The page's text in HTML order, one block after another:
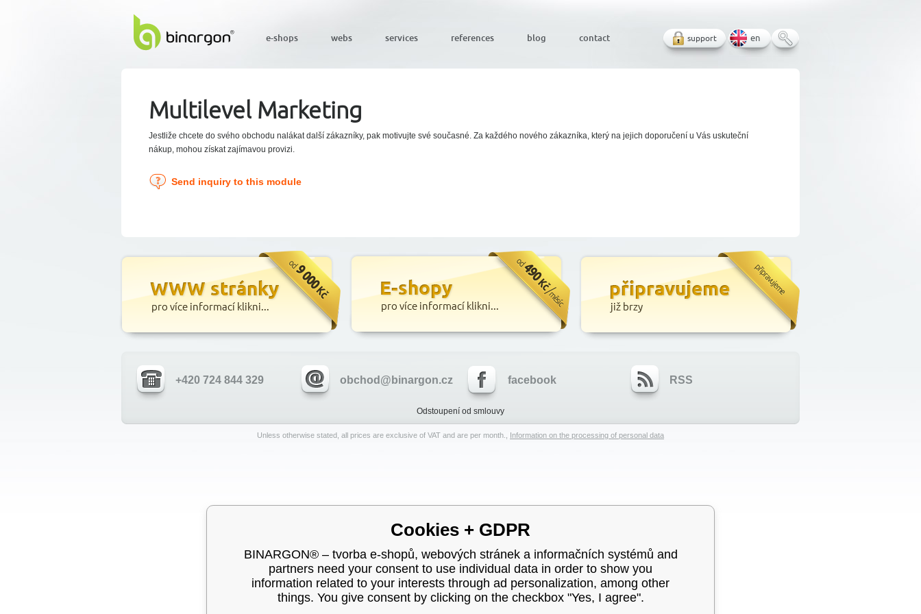
Multilevel Marketing
Jestliže chcete do svého obchodu nalákat další zákazníky, pak motivujte své současné. Za každého nového zákazníka, který na jejich doporučení u Vás uskuteční
nákup, mohou získat zajímavou provizi.
Send inquiry to this module
+420 724 844 329 obchod@binargon.cz facebook RSS
Odstoupení od smlouvy
Unless otherwise stated, all prices are exclusive of VAT and are per month., Information on the processing of personal data
e-shops webs services references blog contact support en
Cookies + GDPR
BINARGON® – tvorba e-shopů, webových stránek a informačních systémů and
partners need your consent to use individual data in order to show you
information related to your interests through ad personalization, among other
things. You give consent by clicking on the checkbox "Yes, I agree".